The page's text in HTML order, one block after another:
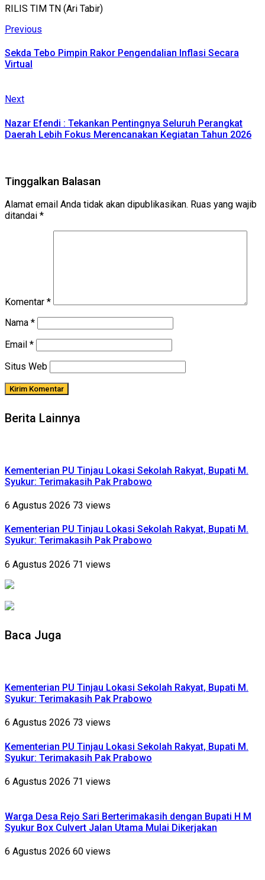
RILIS TIM TN (Ari Tabir)
Continue
Reading
Previous
Sekda Tebo Pimpin Rakor Pengendalian Inflasi Secara
Virtual
NextNext
Nazar Efendi : Tekankan Pentingnya Seluruh Perangkat
Daerah Lebih Fokus Merencanakan Kegiatan Tahun 2026
Tinggalkan Balasan
Alamat email Anda tidak akan dipublikasikan. Ruas yang wajib
ditandai *
Komentar *
Nama *
Email *
Situs Web
Berita Lainnya
Kementerian PU Tinjau Lokasi Sekolah Rakyat, Bupati M.
Syukur: Terimakasih Pak Prabowo
6 Agustus 2026 73 views
Kementerian PU Tinjau Lokasi Sekolah Rakyat, Bupati M.
Syukur: Terimakasih Pak Prabowo
6 Agustus 2026 71 views
Baca Juga
Kementerian PU Tinjau Lokasi Sekolah Rakyat, Bupati M.
Syukur: Terimakasih Pak Prabowo
6 Agustus 2026 73 views
Kementerian PU Tinjau Lokasi Sekolah Rakyat, Bupati M.
Syukur: Terimakasih Pak Prabowo
6 Agustus 2026 71 views
Warga Desa Rejo Sari Berterimakasih dengan Bupati H M
Syukur Box Culvert Jalan Utama Mulai Dikerjakan
6 Agustus 2026 60 views